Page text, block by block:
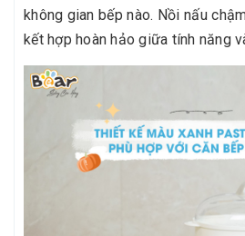
không gian bếp nào. Nồi nấu
kết hợp hoàn hảo giữa tính năng